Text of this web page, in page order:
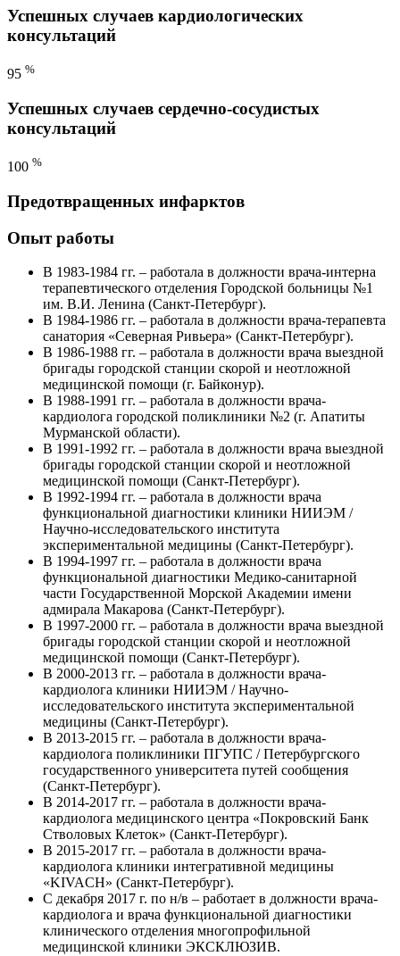
Успешных случаев кардиологических
консультаций
95 %
Успешных случаев сердечно-сосудистых
консультаций
100 %
Предотвращенных инфарктов
Опыт работы
В 1983-1984 гг. – работала в должности врача-интерна
терапевтического отделения Городской больницы №1
им. В.И. Ленина (Санкт-Петербург).
В 1984-1986 гг. – работала в должности врача-терапевта
санатория «Северная Ривьера» (Санкт-Петербург).
В 1986-1988 гг. – работала в должности врача выездной
бригады городской станции скорой и неотложной
медицинской помощи (г. Байконур).
В 1988-1991 гг. – работала в должности врача-
кардиолога городской поликлиники №2 (г. Апатиты
Мурманской области).
В 1991-1992 гг. – работала в должности врача выездной
бригады городской станции скорой и неотложной
медицинской помощи (Санкт-Петербург).
В 1992-1994 гг. – работала в должности врача
функциональной диагностики клиники НИИЭМ /
Научно-исследовательского института
экспериментальной медицины (Санкт-Петербург).
В 1994-1997 гг. – работала в должности врача
функциональной диагностики Медико-санитарной
части Государственной Морской Академии имени
адмирала Макарова (Санкт-Петербург).
В 1997-2000 гг. – работала в должности врача выездной
бригады городской станции скорой и неотложной
медицинской помощи (Санкт-Петербург).
В 2000-2013 гг. – работала в должности врача-
кардиолога клиники НИИЭМ / Научно-
исследовательского института экспериментальной
медицины (Санкт-Петербург).
В 2013-2015 гг. – работала в должности врача-
кардиолога поликлиники ПГУПС / Петербургского
государственного университета путей сообщения
(Санкт-Петербург).
В 2014-2017 гг. – работала в должности врача-
кардиолога медицинского центра «Покровский Банк
Стволовых Клеток» (Санкт-Петербург).
В 2015-2017 гг. – работала в должности врача-
кардиолога клиники интегративной медицины
«KIVACH» (Санкт-Петербург).
С декабря 2017 г. по н/в – работает в должности врача-
кардиолога и врача функциональной диагностики
клинического отделения многопрофильной
медицинской клиники ЭКСКЛЮЗИВ.